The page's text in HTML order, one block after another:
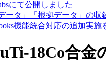
にて公開しました
ータ」「根拠データ」の収
機能統合対応の追加実施
18Co合金